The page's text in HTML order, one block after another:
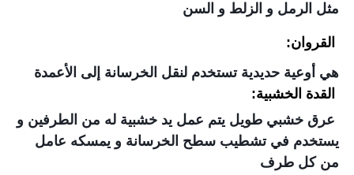
مثل الرمل و الزلط و السن
القروان:
هي أوعية حديدية تستخدم لنقل الخرسانة إلى الأعمدة
القدة الخشبية:
عرق خشبي طويل يتم عمل يد خشبية له من الطرفين و
يستخدم في تشطيب سطح الخرسانة و يمسكه عامل
من كل طرف